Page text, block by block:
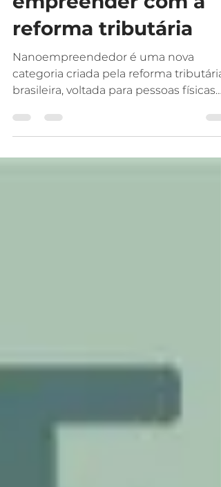
modalidade de
empreender com a
reforma tributária
categoria criada pela reforma tributária
brasileira, voltada para pessoas físicas
que atuam por conta própria...